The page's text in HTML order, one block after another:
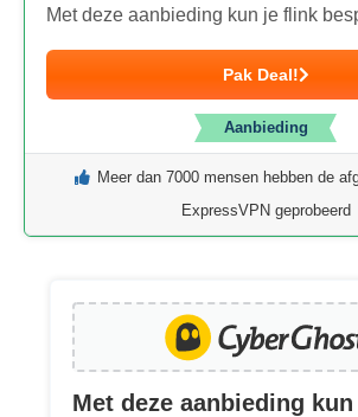
Met deze aanbieding kun je flink
Pak Deal!
Aanbieding
Meer dan 7000 mensen hebben de
ExpressVPN geprobeerd
Met deze aanbieding